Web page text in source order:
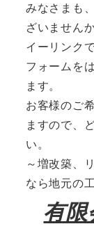
みなさまも
ざいません
イーリンク
フォームを
ます。
お客様のご
ますので、
い。
～増改築、
なら地元の
有